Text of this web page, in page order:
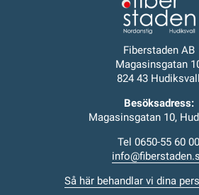
Fiberstaden AB
Magasinsgatan
824 43 Hudiksvall
Besöksadress:
Magasinsgatan 10,
Tel 0650-55 60 00
Så här behandlar vi dina